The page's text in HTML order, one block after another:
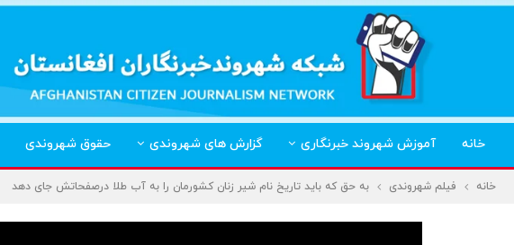
خانه آموزش شهروند خبرنگاری گزارش های شهروندی حقوق شهروندی
خانه فیلم شهروندی به حق که باید تاریخ نام شیر زنان کشورمان را به آب طلا درصفحاتش جای دهد